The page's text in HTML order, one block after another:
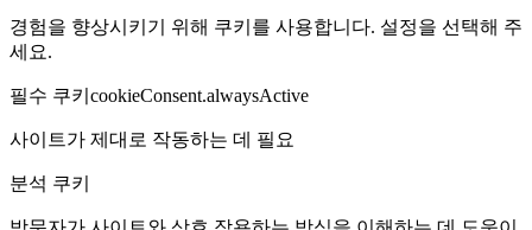
경험을 향상시키기 위해 쿠키를 사용합니다. 설정을 선택해 주
세요.
필수 쿠키 cookieConsent.alwaysActive
사이트가 제대로 작동하는 데 필요
분석 쿠키